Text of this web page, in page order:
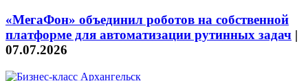
«МегаФон» объединил роботов на собственной
платформе для автоматизации рутинных задач |
07.07.2026